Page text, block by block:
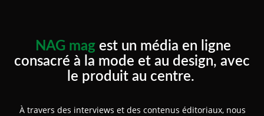
NAG mag est un média en ligne
consacré à la mode et au design, avec
le produit au centre.
À travers des interviews et des contenus éditoriaux, nous